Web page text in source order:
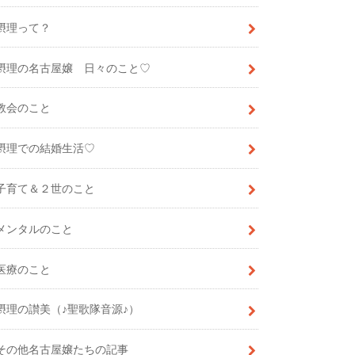
理って？
理の名古屋嬢 日々のこと♡
会のこと
理での結婚生活♡
育て＆２世のこと
ンタルのこと
療のこと
理の讃美（♪聖歌隊音源♪）
の他名古屋嬢たちの記事